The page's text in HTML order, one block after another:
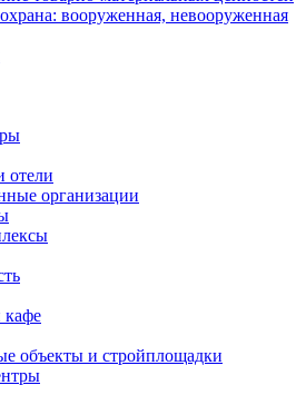
вооруженная, невооруженная
отели
организации
кафе
объекты и стройплощадки